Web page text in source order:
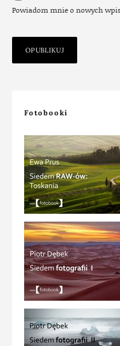
Powiadom mnie o nowych
Fotobooki